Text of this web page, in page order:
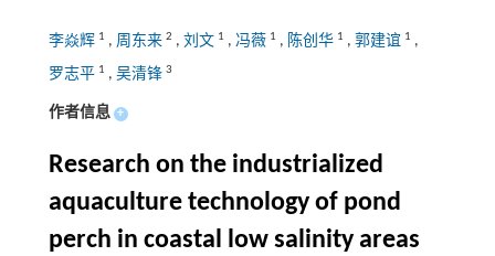
李焱辉 1 , 周东来 2 , 刘文 1 , 冯薇 1 , 陈创华 1 , 郭建谊 1 ,
罗志平 1 , 吴清锋 3
作者信息 +
Research on the industrialized
aquaculture technology of pond
perch in coastal low salinity areas